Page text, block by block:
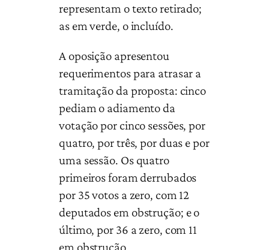
representam o texto retirado;
as em verde, o incluído.
A oposição apresentou
requerimentos para atrasar a
tramitação da proposta: cinco
pediam o adiamento da
votação por cinco sessões, por
quatro, por três, por duas e por
uma sessão. Os quatro
primeiros foram derrubados
por 35 votos a zero, com 12
deputados em obstrução; e o
último, por 36 a zero, com 11
em obstrução.